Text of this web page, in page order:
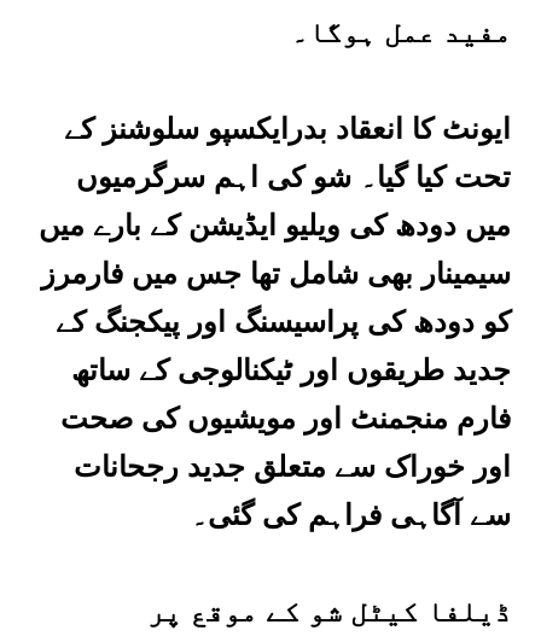
مفید عمل ہوگا۔
ایونٹ کا انعقاد بدرایکسپو سلوشنز کے
تحت کیا گیا۔ شو کی اہم سرگرمیوں
میں دودھ کی ویلیو ایڈیشن کے بارے میں
سیمینار بھی شامل تھا جس میں فارمرز
کو دودھ کی پراسیسنگ اور پیکجنگ کے
جدید طریقوں اور ٹیکنالوجی کے ساتھ
فارم منجمنٹ اور مویشیوں کی صحت
اور خوراک سے متعلق جدید رجحانات
سے آگاہی فراہم کی گئی۔
ڈیلفا کیٹل شو کے موقع پر